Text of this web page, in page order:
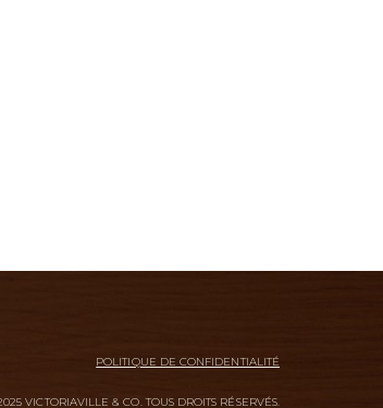
POLITIQUE DE CONFIDENTIALITÉ
VICTORIAVILLE & CO. TOUS DROITS RÉSERVÉS.